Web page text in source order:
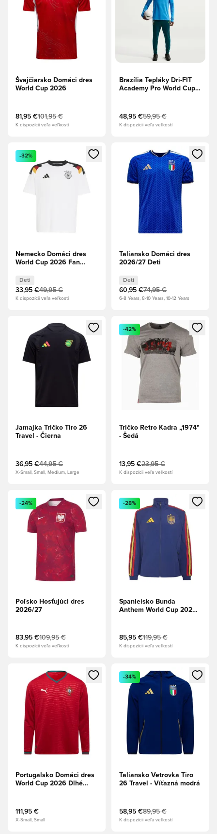
Švajčiarsko Domáci dres
World Cup 2026
81,95 €101,95 €
K dispozícii veľa veľkostí
Brazília Tepláky Dri-FIT
Academy Pro World Cup
48,95 €59,95 €
K dispozícii veľa veľkostí
Otvorí modál na prihlásenie alebo registráciu ako člen
-32%
Nemecko Domáci dres
World Cup 2026 Fan
Deti
33,95 €49,95 €
K dispozícii veľa veľkostí
Otvorí modál na prihlásenie
Taliansko Domáci dres
2026/27 Deti
Deti
60,95 €74,95 €
6-8 Years, 8-10 Years, 10-12 Years
Otvorí modál na prihlásenie alebo registráciu ako člen
Jamajka Tričko Tiro 26
Travel - Čierna
36,95 €44,95 €
X-Small, Small, Medium, Large
Otvorí modál na prihlásenie
-42%
Tričko Retro Kadra „1974"
- Šedá
13,95 €23,95 €
K dispozícii veľa veľkostí
Otvorí modál na prihlásenie alebo registráciu ako člen
-24%
Poľsko Hosťujúci dres
2026/27
83,95 €109,95 €
K dispozícii veľa veľkostí
Otvorí modál na prihlásenie
-28%
Španielsko Bunda
Anthem World Cup 2026 -
85,95 €119,95 €
K dispozícii veľa veľkostí
Otvorí modál na prihlásenie alebo registráciu ako člen
Portugalsko Domáci dres
World Cup 2026 Dlhé
111,95 €
X-Small, Small
Otvorí modál na prihlásenie
-34%
Taliansko Vetrovka Tiro
26 Travel - Víťazná modrá
58,95 €89,95 €
K dispozícii veľa veľkostí